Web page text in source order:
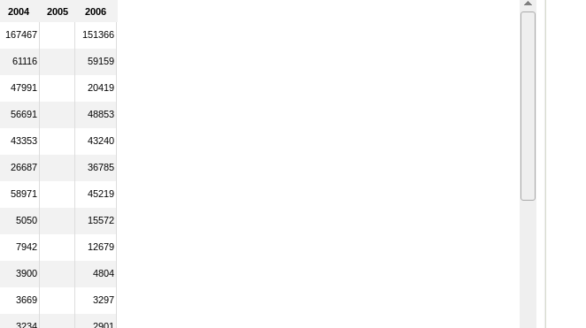
2004 2005 2006
167467 151366
61116 59159
47991 20419
56691 48853
43353 43240
26687 36785
58971 45219
5050 15572
7942 12679
3900 4804
3669 3297
3234 2901